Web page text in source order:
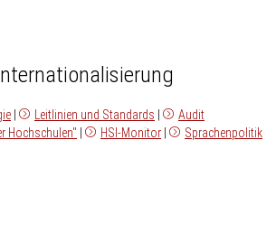
Leitlinien und Standards
Audit
Hochschulen"
HSI-Monitor Sprachenpolitik